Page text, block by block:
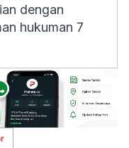
dengan
hukuman 7